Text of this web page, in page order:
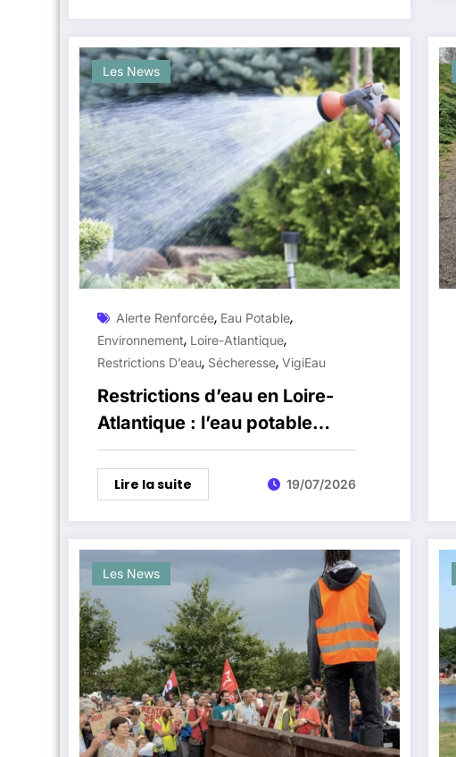
Les News
Alerte Renforcée, Eau Potable,
Environnement, Loire-Atlantique,
Restrictions D’eau, Sécheresse, VigiEau
Restrictions d’eau en Loire-
Atlantique : l’eau potable
passe en alerte renforcée
Lire la suite 19/07/2026
Les News